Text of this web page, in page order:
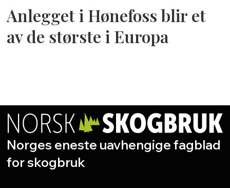
Anlegget i Hønefoss blir et
av de største i Europa
Norges eneste uavhengige fagblad
for skogbruk